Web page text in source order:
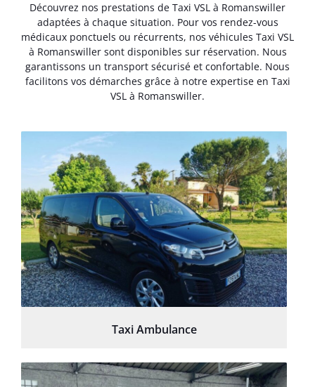
Découvrez nos prestations de Taxi VSL à Romanswiller
adaptées à chaque situation. Pour vos rendez-vous
médicaux ponctuels ou récurrents, nos véhicules Taxi VSL
à Romanswiller sont disponibles sur réservation. Nous
garantissons un transport sécurisé et confortable. Nous
facilitons vos démarches grâce à notre expertise en Taxi
VSL à Romanswiller.
Taxi Ambulance